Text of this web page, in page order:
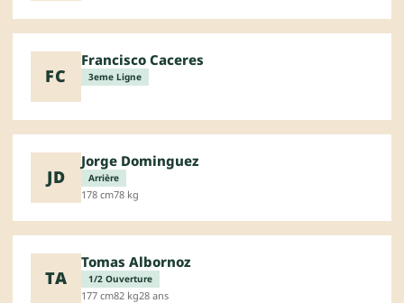
FC
Francisco Caceres
3eme Ligne
JD
Jorge Dominguez
Arrière
178 cm78 kg
TA
Tomas Albornoz
1/2 Ouverture
177 cm82 kg28 ans